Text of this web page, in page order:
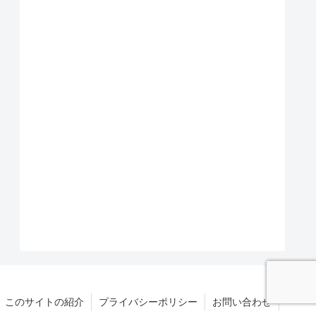
このサイトの紹介 プライバシーポリシー お問い合わせ